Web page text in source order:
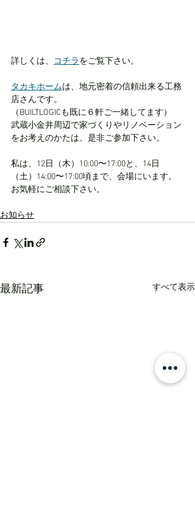
詳しくは、 コチラをご覧下さい。
タカキホームは、地元密着の信頼出来る工務
店さんです。
（BUILTLOGICも既に６軒ご一緒してます）
武蔵小金井周辺で家づくりやリノベーション
をお考えのかたは、是非ご参加下さい。
私は、12日（木）10:00〜17:00と、14日
（土）14:00〜17:00頃まで、会場にいます。
お気軽にご相談下さい。
お知らせ
最新記事 すべて表示